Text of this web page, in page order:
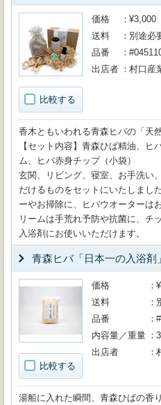
比較する
価格
¥3,000
送料
別途必
品番
出店者
村口産
香木ともいわれる青森ヒバの「天
【セット内容】青森ひば精油、
ム、ヒバ赤身チップ（小袋）
玄関、リビング、寝室、お手洗い
だけるものをセットにいたしまし
ーやお掃除に、ヒバウオーターは
リームは手荒れ予防や抗菌に、チ
入浴剤にお使いいただけます。
青森ヒバ「日本一の入浴剤」
比較する
価格
送料
品番
内容量／重量
出店者
湯船に入れた瞬間、青森ひばの香